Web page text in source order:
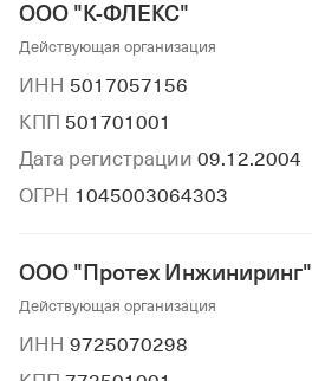
ООО "К-ФЛЕКС"
Действующая организация
ИНН 5017057156
КПП 501701001
Дата регистрации 09.12.2004
ОГРН 1045003064303
ООО "Протех Инжиниринг"
Действующая организация
ИНН 9725070298